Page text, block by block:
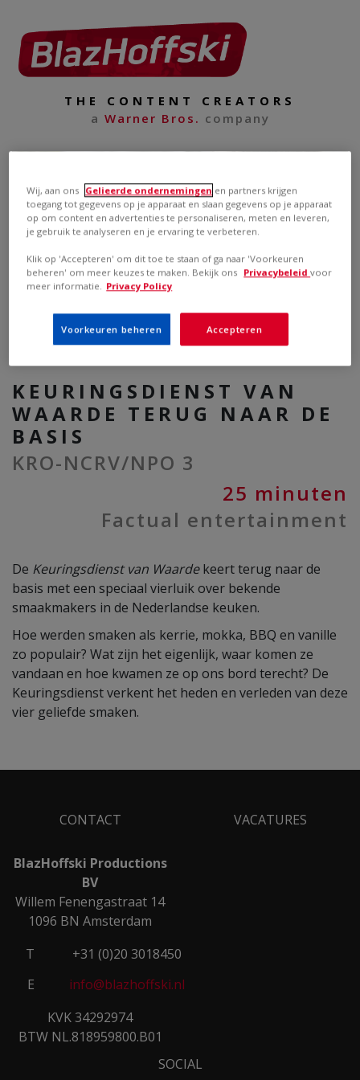
THE CONTENT CREATORS
a Warner Bros. company
KEURINGSDIENST VAN
WAARDE TERUG NAAR DE
BASIS
KRO-NCRV/NPO 3
25 minuten
Factual entertainment
De Keuringsdienst van Waardekeert terug naar de
basis met een speciaal vierluik over bekende
smaakmakers in de Nederlandse keuken.
Hoe werden smaken als kerrie, mokka, BBQ en vanille
zo populair? Wat zijn het eigenlijk, waar komen ze
vandaan en hoe kwamen ze op ons bord terecht? De
Keuringsdienst verkent het heden en verleden van deze
vier geliefde smaken.
CONTACT
BlazHoffski Productions
BV
Willem Fenengastraat 14
1096 BN Amsterdam
T
+31 (0)20 3018450
E
info@blazhoffski.nl
KVK 34292974
BTW NL.818959800.B01
VACATURES
SOCIAL
Wij, aan ons Gelieerde ondernemingen en partners krijgen
toegang tot gegevens op je apparaat en slaan gegevens op je apparaat
op om content en advertenties te personaliseren, meten en leveren,
je gebruik te analyseren en je ervaring te verbeteren.
Klik op 'Accepteren' om dit toe te staan of ga naar 'Voorkeuren
beheren' om meer keuzes te maken. Bekijk ons Privacybeleidvoor
meer informatie. Privacy Policy
Accepteren
Voorkeuren beheren